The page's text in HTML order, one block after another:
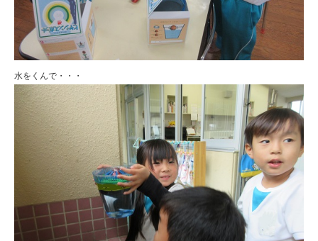
水をくんで・・・